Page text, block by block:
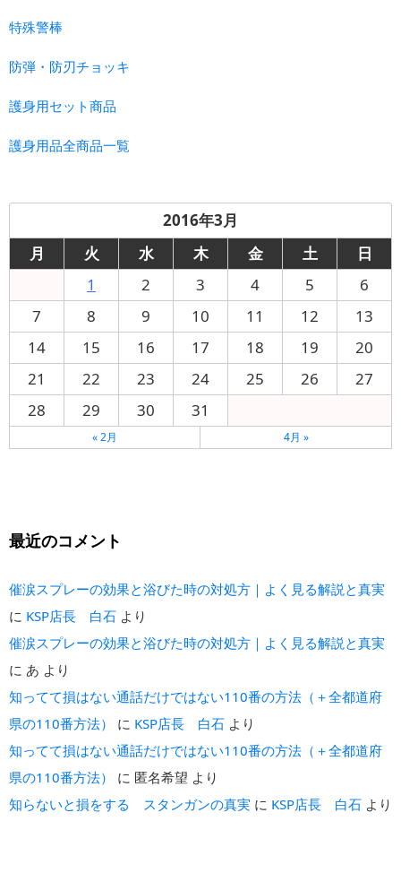
特殊警棒
防弾・防刃チョッキ
護身用セット商品
護身用品全商品一覧
2016年3月
月
火 水 木 金 土
日
1
2 3 4 5
6
7
8 9 10 11 12
13
14
15 16 17 18 19
20
21
22 23 24 25 26
27
28
29 30 31
« 2月 4月 »
最近のコメント
催涙スプレーの効果と浴びた時の対処方｜よく見る解説と真実
に KSP店長 白石 より
催涙スプレーの効果と浴びた時の対処方｜よく見る解説と真実
に あ より
知ってて損はない通話だけではない110番の方法（＋全都道府
県の110番方法）
に KSP店長 白石 より
知ってて損はない通話だけではない110番の方法（＋全都道府
県の110番方法）
に 匿名希望 より
知らないと損をする スタンガンの真実 に KSP店長 白石 より